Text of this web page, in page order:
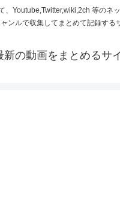
、Youtube,Twitter,wiki,2ch 等のネ
ンルで収集してまとめて記録する
新の動画をまとめるサ